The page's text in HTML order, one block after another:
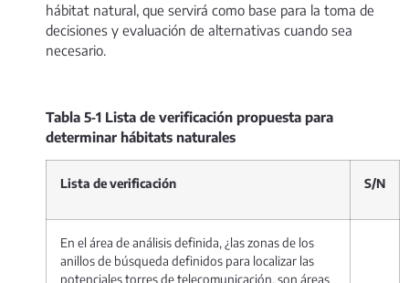
hábitat natural, que servirá como base para la toma de
decisiones y evaluación de alternativas cuando sea
necesario.
Tabla 5‑1 Lista de verificación propuesta para
determinar hábitats naturales
Lista de verificación S/N
En el área de análisis definida, ¿las zonas de los
anillos de búsqueda definidos para localizar las
potenciales torres de telecomunicación, son áreas